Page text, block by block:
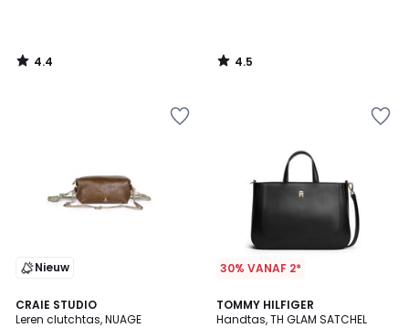
4.4
/
4.5
/
Nieuw
CRAIE STUDIO
Leren clutchtas, NUAGE
30% VANAF 2*
TOMMY HILFIGER
Handtas, TH GLAM SATCHEL